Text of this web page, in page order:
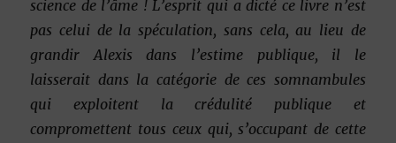
science de l’âme ! L’esprit qui a dicté ce livre n’est
pas celui de la spéculation, sans cela, au lieu de
grandir Alexis dans l’estime publique, il le
laisserait dans la catégorie de ces somnambules
qui exploitent la crédulité publique et
compromettent tous ceux qui, s’occupant de cette